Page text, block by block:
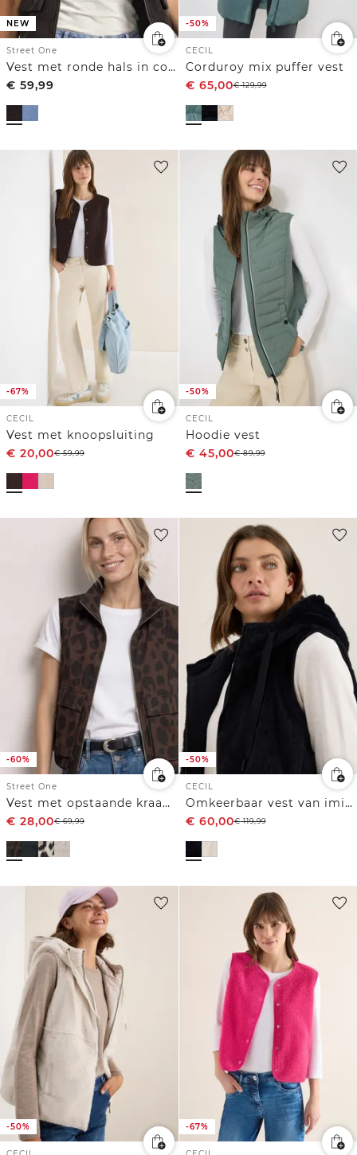
NEW
Street One
Vest met ronde hals in corduroy-look
€ 59,99
-50%
CECIL
Corduroy mix puffer vest
€ 65,00€129,99
-67%
CECIL
Vest met knoopsluiting
€ 20,00€59,99
-50%
CECIL
Hoodie vest
€ 45,00€89,99
-60%
Street One
Vest met opstaande kraag en leopatroon
€ 28,00€69,99
-50%
CECIL
Omkeerbaar vest van imitatiebont
€ 60,00€119,99
-50% -67%